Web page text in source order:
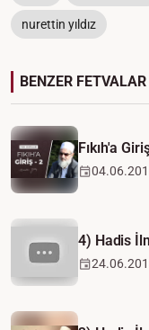
nurettin yıldız
BENZER FETVALAR
Fıkıh'a
4) Hadis